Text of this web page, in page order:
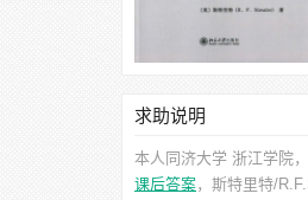
求助说明
本人同济大学 浙江学院
课后答案，斯特里特/